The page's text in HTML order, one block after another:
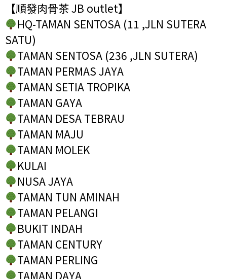
【順發肉骨茶 JB outlet】
HQ-TAMAN SENTOSA (11 ,JLN SUTERA
SATU)
TAMAN SENTOSA (236 ,JLN SUTERA)
TAMAN PERMAS JAYA
TAMAN SETIA TROPIKA
TAMAN GAYA
TAMAN DESA TEBRAU
TAMAN MAJU
TAMAN MOLEK
KULAI
NUSA JAYA
TAMAN TUN AMINAH
TAMAN PELANGI
BUKIT INDAH
TAMAN CENTURY
TAMAN PERLING
TAMAN DAYA